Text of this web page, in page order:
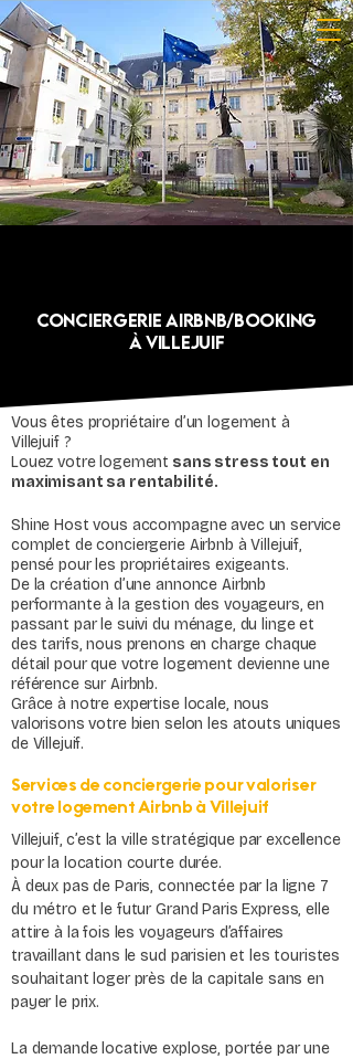
Conciergerie Airbnb/Booking
à Villejuif
Vous êtes propriétaire d’un logement à
Villejuif ?
Louez votre logement sans stress tout en
maximisant sa rentabilité.
Shine Host vous accompagne avec un service
complet de conciergerie Airbnb à Villejuif,
pensé pour les propriétaires exigeants.
De la création d’une annonce Airbnb
performante à la gestion des voyageurs, en
passant par le suivi du ménage, du linge et
des tarifs, nous prenons en charge chaque
détail pour que votre logement devienne une
référence sur Airbnb.
Grâce à notre expertise locale, nous
valorisons votre bien selon les atouts uniques
de Villejuif.
Services de conciergerie pour valoriser
votre logement Airbnb à Villejuif
Villejuif, c’est la ville stratégique par excellence
pour la location courte durée.
À deux pas de Paris, connectée par la ligne 7
du métro et le futur Grand Paris Express, elle
attire à la fois les voyageurs d’affaires
travaillant dans le sud parisien et les touristes
souhaitant loger près de la capitale sans en
payer le prix.
La demande locative explose, portée par une